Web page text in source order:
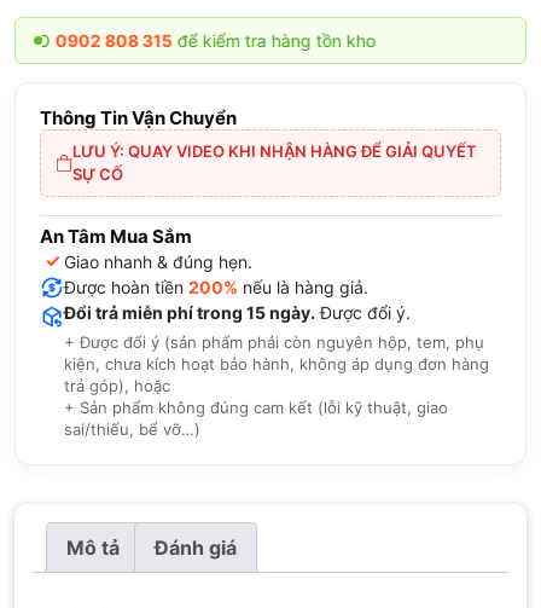
0902 808 315để kiểm tra hàng tồn kho
Thông Tin Vận Chuyển
LƯU Ý: QUAY VIDEO KHI NHẬN HÀNG ĐỂ GIẢI QUYẾT
SỰ CỐ
An Tâm Mua Sắm
✓ Giao nhanh & đúng hẹn.
Được hoàn tiền 200% nếu là hàng giả.
Đổi trả miễn phí trong 15 ngày. Được đổi ý.
+ Được đổi ý (sản phẩm phải còn nguyên hộp, tem, phụ
kiện, chưa kích hoạt bảo hành, không áp dụng đơn hàng
trả góp), hoặc
+ Sản phẩm không đúng cam kết (lỗi kỹ thuật, giao
sai/thiếu, bể vỡ…)
Mô tả Đánh giá